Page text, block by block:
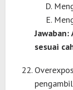
sesuai